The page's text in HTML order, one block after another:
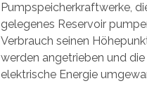
Pumpspeicherkraftwerke,
gelegenes Reservoir
Verbrauch seinen
werden angetrieben und
elektrische Energie